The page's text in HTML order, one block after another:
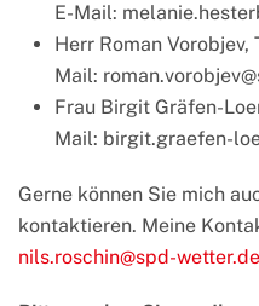
E-Mail:
Herr Roman
Mail:
Frau Birgit Gräfen-
Mail: birgit.graefen-
Gerne können Sie mich
kontaktieren. Meine
nils.roschin@spd-wetter.de